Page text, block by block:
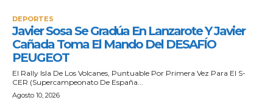
DEPORTES
Javier Sosa Se Gradúa En Lanzarote Y Javier
Cañada Toma El Mando Del DESAFÍO
PEUGEOT
El Rally Isla De Los Volcanes, Puntuable Por Primera Vez Para El S-
CER (Supercampeonato De España...
Agosto 10, 2026